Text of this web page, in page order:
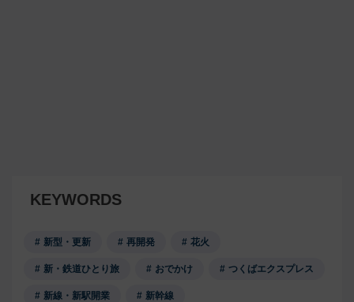
KEYWORDS
新型・更新 再開発 花火
新・鉄道ひとり旅 おでかけ つくばエクスプレス
新線・新駅開業 新幹線